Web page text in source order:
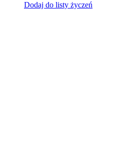
Dodaj do listy życzeń